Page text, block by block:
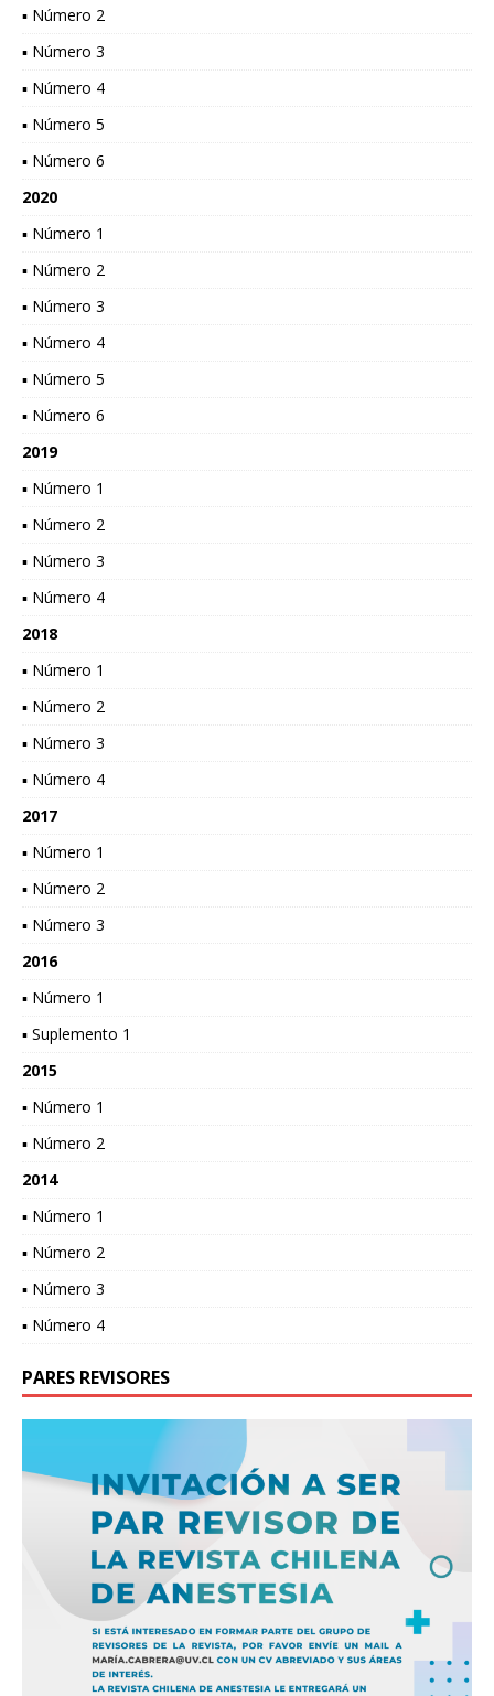
▪ Número 2
▪ Número 3
▪ Número 4
▪ Número 5
▪ Número 6
2020
▪ Número 1
▪ Número 2
▪ Número 3
▪ Número 4
▪ Número 5
▪ Número 6
2019
▪ Número 1
▪ Número 2
▪ Número 3
▪ Número 4
2018
▪ Número 1
▪ Número 2
▪ Número 3
▪ Número 4
2017
▪ Número 1
▪ Número 2
▪ Número 3
2016
▪ Número 1
▪ Suplemento 1
2015
▪ Número 1
▪ Número 2
2014
▪ Número 1
▪ Número 2
▪ Número 3
▪ Número 4
PARES REVISORES